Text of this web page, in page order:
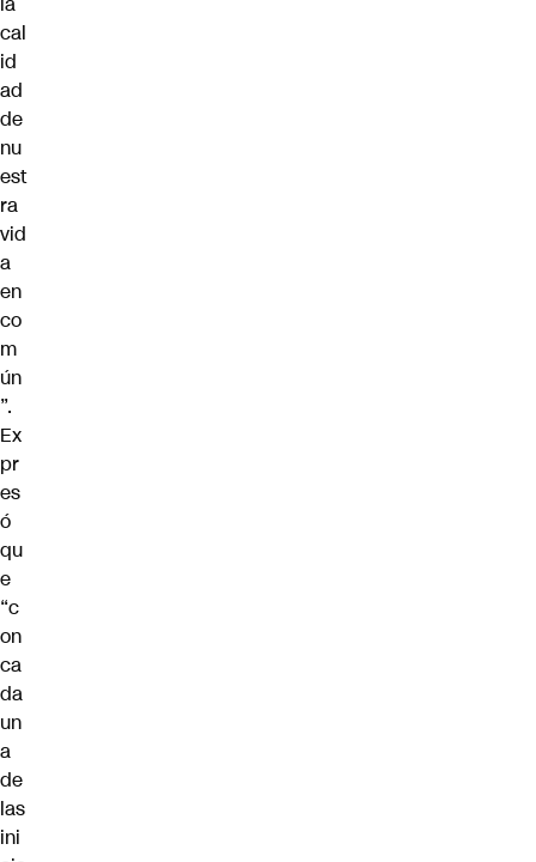
cal
id
ad
de
nu
est
ra
vid
a
en
co
m
ún
”.
Ex
pr
es
ó
qu
e
“c
on
ca
da
un
a
de
las
ini